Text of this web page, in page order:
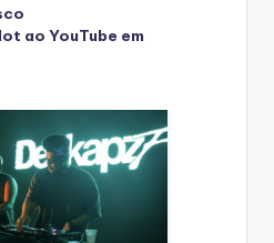
ao YouTube em